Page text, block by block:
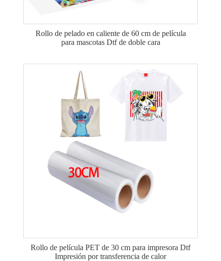
Rollo de pelado en caliente de 60 cm de película
para mascotas Dtf de doble cara
Rollo de película PET de 30 cm para impresora Dtf
Impresión por transferencia de calor